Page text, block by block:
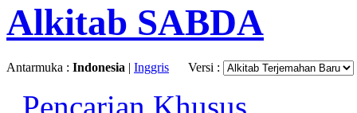
Alkitab SABDA
Antarmuka : Indonesia | Inggris Versi :